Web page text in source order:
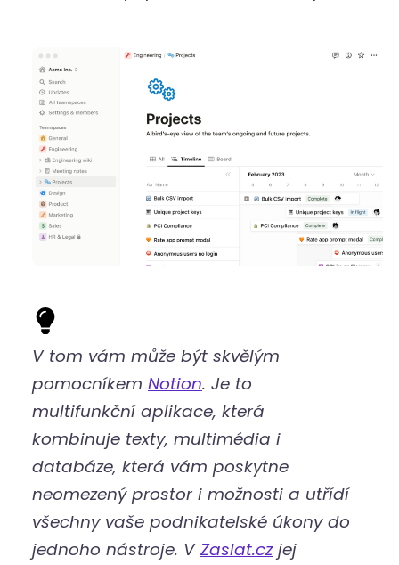
V tom vám může být skvělým
pomocníkem Notion. Je to
multifunkční aplikace, která
kombinuje texty, multimédia i
databáze, která vám poskytne
neomezený prostor i možnosti a utřídí
všechny vaše podnikatelské úkony do
jednoho nástroje. V Zaslat.czjej